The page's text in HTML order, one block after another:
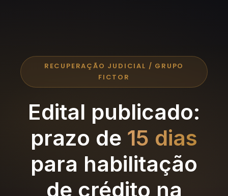
RECUPERAÇÃO JUDICIAL / GRUPO
FICTOR
Edital publicado:
prazo de 15 dias
para habilitação
de crédito na